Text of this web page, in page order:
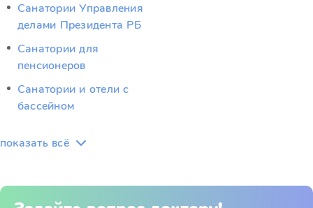
Санатории Управления
делами Президента РБ
Санатории для
пенсионеров
Санатории и отели с
бассейном
показать всё